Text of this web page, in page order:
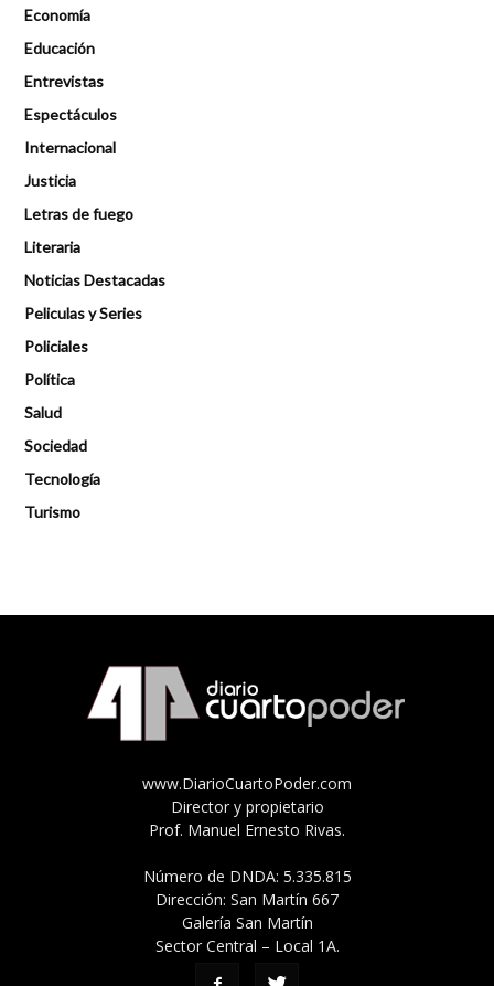
Economía
Educación
Entrevistas
Espectáculos
Internacional
Justicia
Letras de fuego
Literaria
Noticias Destacadas
Peliculas y Series
Policiales
Política
Salud
Sociedad
Tecnología
Turismo
www.DiarioCuartoPoder.com
Director y propietario
Prof. Manuel Ernesto Rivas.
Número de DNDA: 5.335.815
Dirección: San Martín 667
Galería San Martín
Sector Central – Local 1A.